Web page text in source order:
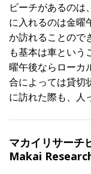
ビーチがあるのは
に入れるのは金曜
か訪れることので
も基本は車という
曜午後ならローカ
合によっては貸切
に訪れた際も、人
マカイリサーチ
Makai